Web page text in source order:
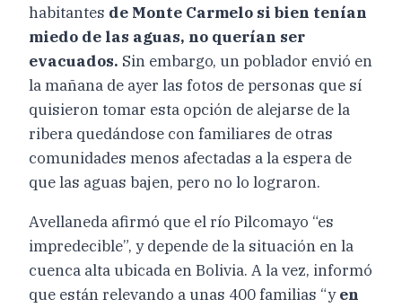
habitantes de Monte Carmelo si bien tenían
miedo de las aguas, no querían ser
evacuados. Sin embargo, un poblador envió en
la mañana de ayer las fotos de personas que sí
quisieron tomar esta opción de alejarse de la
ribera quedándose con familiares de otras
comunidades menos afectadas a la espera de
que las aguas bajen, pero no lo lograron.
Avellaneda afirmó que el río Pilcomayo “es
impredecible”, y depende de la situación en la
cuenca alta ubicada en Bolivia. A la vez, informó
que están relevando a unas 400 familias “yen